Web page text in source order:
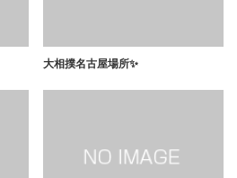
大相撲名古屋場所✨